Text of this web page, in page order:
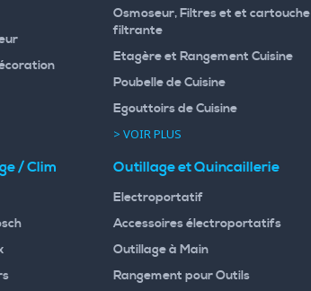
Osmoseur, Filtres et et cartouche
filtrante
Etagère et Rangement Cuisine
Poubelle de Cuisine
Egouttoirs de Cuisine
> VOIR PLUS
/ Clim Outillage et Quincaillerie
Electroportatif
Accessoires électroportatifs
Outillage à Main
Rangement pour Outils